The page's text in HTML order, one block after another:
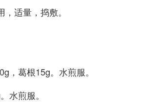
适量，捣敷。
，葛根15g。水煎服。
水煎服。